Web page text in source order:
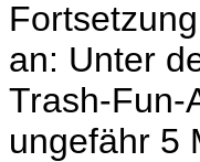
an: Unter
Trash-Fun-
ungefähr 5